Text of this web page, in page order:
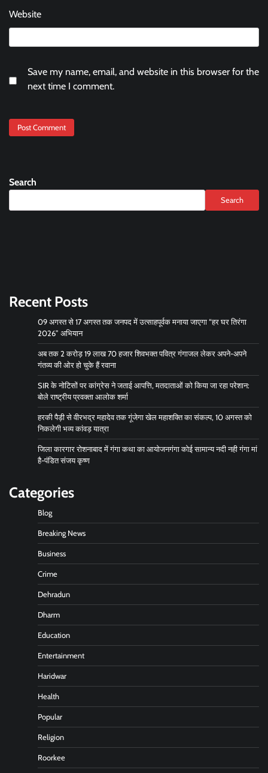
Website
Save my name, email, and website in this browser for the
next time I comment.
Search
Search
Recent Posts
09 अगस्त से 17 अगस्त तक जनपद में उत्साहपूर्वक मनाया जाएगा “हर घर तिरंगा
2026” अभियान
अब तक 2 करोड़ 19 लाख 70 हजार शिवभक्त पवित्र गंगाजल लेकर अपने-अपने
गंतव्य की ओर हो चुके हैं रवाना
SIR के नोटिसों पर कांग्रेस ने जताई आपत्ति, मतदाताओं को किया जा रहा परेशान:
बोले राष्ट्रीय प्रवक्ता आलोक शर्मा
हरकी पैड़ी से वीरभद्र महादेव तक गूंजेगा खेल महाशक्ति का संकल्प, 10 अगस्त को
निकलेगी भव्य कांवड़ यात्रा
जिला कारगार रोशनाबाद में गंगा कथा का आयोजनगंगा कोई सामान्य नदी नही गंगा मां
है-पंडित संजय कृष्ण
Categories
Blog
Breaking News
Business
Crime
Dehradun
Dharm
Education
Entertainment
Haridwar
Health
Popular
Religion
Roorkee